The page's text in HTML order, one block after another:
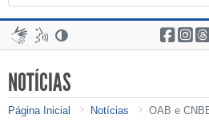
NOTÍCIAS
Página Inicial Notícias OAB e